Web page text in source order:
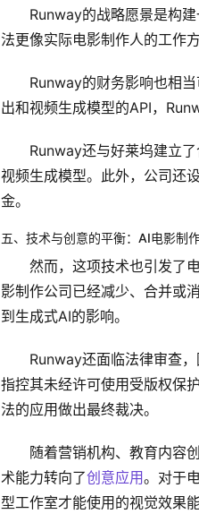
Runway的战略愿景是构
法更像实际电影制作人的工作
Runway的财务影响也相
出和视频生成模型的API，
Runway还与好莱坞建立
视频生成模型。此外，公司还
金。
五、技术与创意的平衡：AI电影制
然而，这项技术也引发了
影制作公司已经减少、合并或
到生成式AI的影响。
Runway还面临法律审查
指控其未经许可使用受版权保
法的应用做出最终裁决。
随着营销机构、教育内容
术能力转向了创意应用。对于
型工作室才能使用的视觉效果